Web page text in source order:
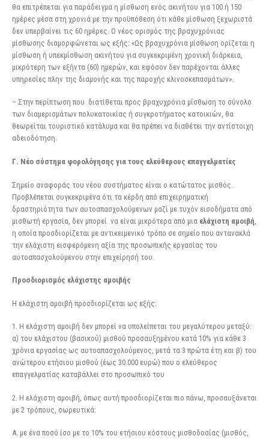
θα επιτρέπεται για παράδειγμα η μίσθωση ενός ακινήτου για 100 ή 150
ημέρες μέσα στη χρονιά με την προϋπόθεση ότι κάθε μίσθωση ξεχωριστά
δεν υπερβαίνει τις 60 ημέρες. Ο νέος ορισμός της βραχυχρόνιας
μίσθωσης διαμορφώνεται ως εξής: «Ως βραχυχρόνια μίσθωση ορίζεται η
μίσθωση ή υπεκμίσθωση ακινήτου για συγκεκριμένη χρονική διάρκεια,
μικρότερη των εξήντα (60) ημερών, και εφόσον δεν παρέχονται άλλες
υπηρεσίες πλην της διαμονής και της παροχής κλινοσκεπασμάτων».
– Στην περίπτωση που διατίθεται προς βραχυχρόνια μίσθωση το σύνολο
των διαμερισμάτων πολυκατοικίας ή συγκροτήματος κατοικιών, θα
θεωρείται τουριστικό κατάλυμα και θα πρέπει να διαθέτει την αντίστοιχη
αδειοδότηση.
Γ. Νέο σύστημα φορολόγησης για τους ελεύθερους επαγγελματίες
Σημείο αναφοράς του νέου συστήματος είναι ο κατώτατος μισθός.
Προβλέπεται συγκεκριμένα ότι τα κέρδη από επιχειρηματική
δραστηριότητα των αυτοαπασχολούμενων μαζί με τυχόν εισοδήματα από
μισθωτή εργασία, δεν μπορεί να είναι μικρότερα από μια ελάχιστη αμοιβή
η οποία προσδιορίζεται με αντικειμενικό τρόπο σε σημείο που αντανακλά
την ελάχιστη εισφερόμενη αξία της προσωπικής εργασίας του
αυτοαπασχολούμενου στην επιχείρησή του.
Προσδιορισμός ελάχιστης αμοιβής
Η ελάχιστη αμοιβή προσδιορίζεται ως εξής:
1. Η ελάχιστη αμοιβή δεν μπορεί να υπολείπεται του μεγαλύτερου μεταξύ:
α) του ελάχιστου (βασικού) μισθού προσαυξημένου κατά 10% για κάθε 3
χρόνια εργασίας ως αυτοαπασχολούμενος, μετά τα 3 πρώτα έτη και β) του
ανώτερου ετήσιου μισθού (έως 30.000 ευρώ) που ο ελεύθερος
επαγγελματίας καταβάλλει στο προσωπικό του
2. Η ελάχιστη αμοιβή, όπως αυτή προσδιορίζεται πιο πάνω, προσαυξάνεται
με 2 τρόπους, σωρευτικά:
Α. με ένα ποσό ίσο με το 10% του ετήσιου κόστους μισθοδοσίας (μισθός,